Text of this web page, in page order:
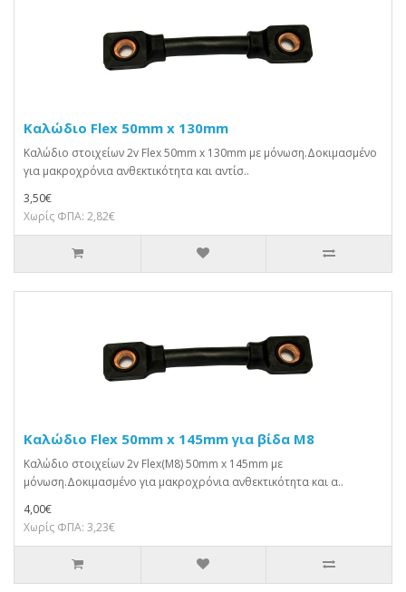
Καλώδιο Flex 50mm x 130mm
Καλώδιο στοιχείων 2v Flex 50mm x 130mm με μόνωση.Δοκιμασμένο
για μακροχρόνια ανθεκτικότητα και αντίσ..
3,50€
Χωρίς ΦΠΑ: 2,82€
Καλώδιο Flex 50mm x 145mm για βίδα M8
Καλώδιο στοιχείων 2v Flex(M8) 50mm x 145mm με
μόνωση.Δοκιμασμένο για μακροχρόνια ανθεκτικότητα και α..
4,00€
Χωρίς ΦΠΑ: 3,23€